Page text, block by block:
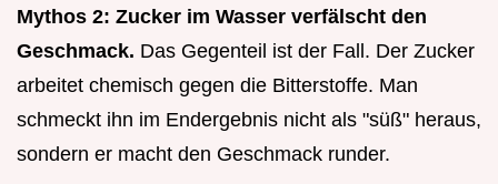
Mythos 2: Zucker im Wasser verfälscht den
Geschmack. Das Gegenteil ist der Fall. Der Zucker
arbeitet chemisch gegen die Bitterstoffe. Man
schmeckt ihn im Endergebnis nicht als "süß" heraus,
sondern er macht den Geschmack runder.